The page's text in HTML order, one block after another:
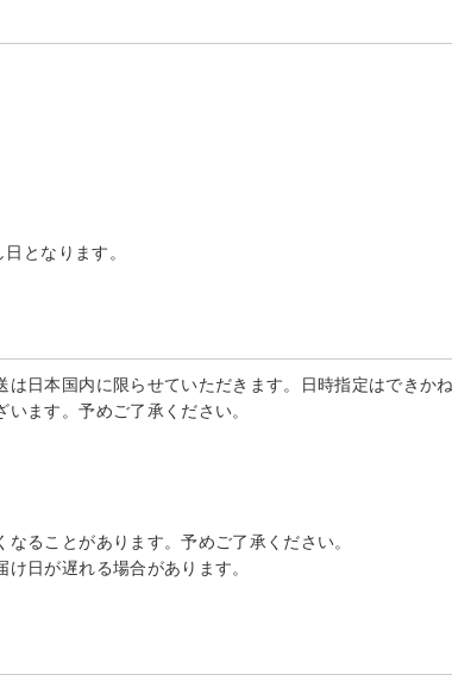
となります。
日本国内に限らせていただきます。日時指定はできか
ます。予めご了承ください。
ることがあります。予めご了承ください。
日が遅れる場合があります。